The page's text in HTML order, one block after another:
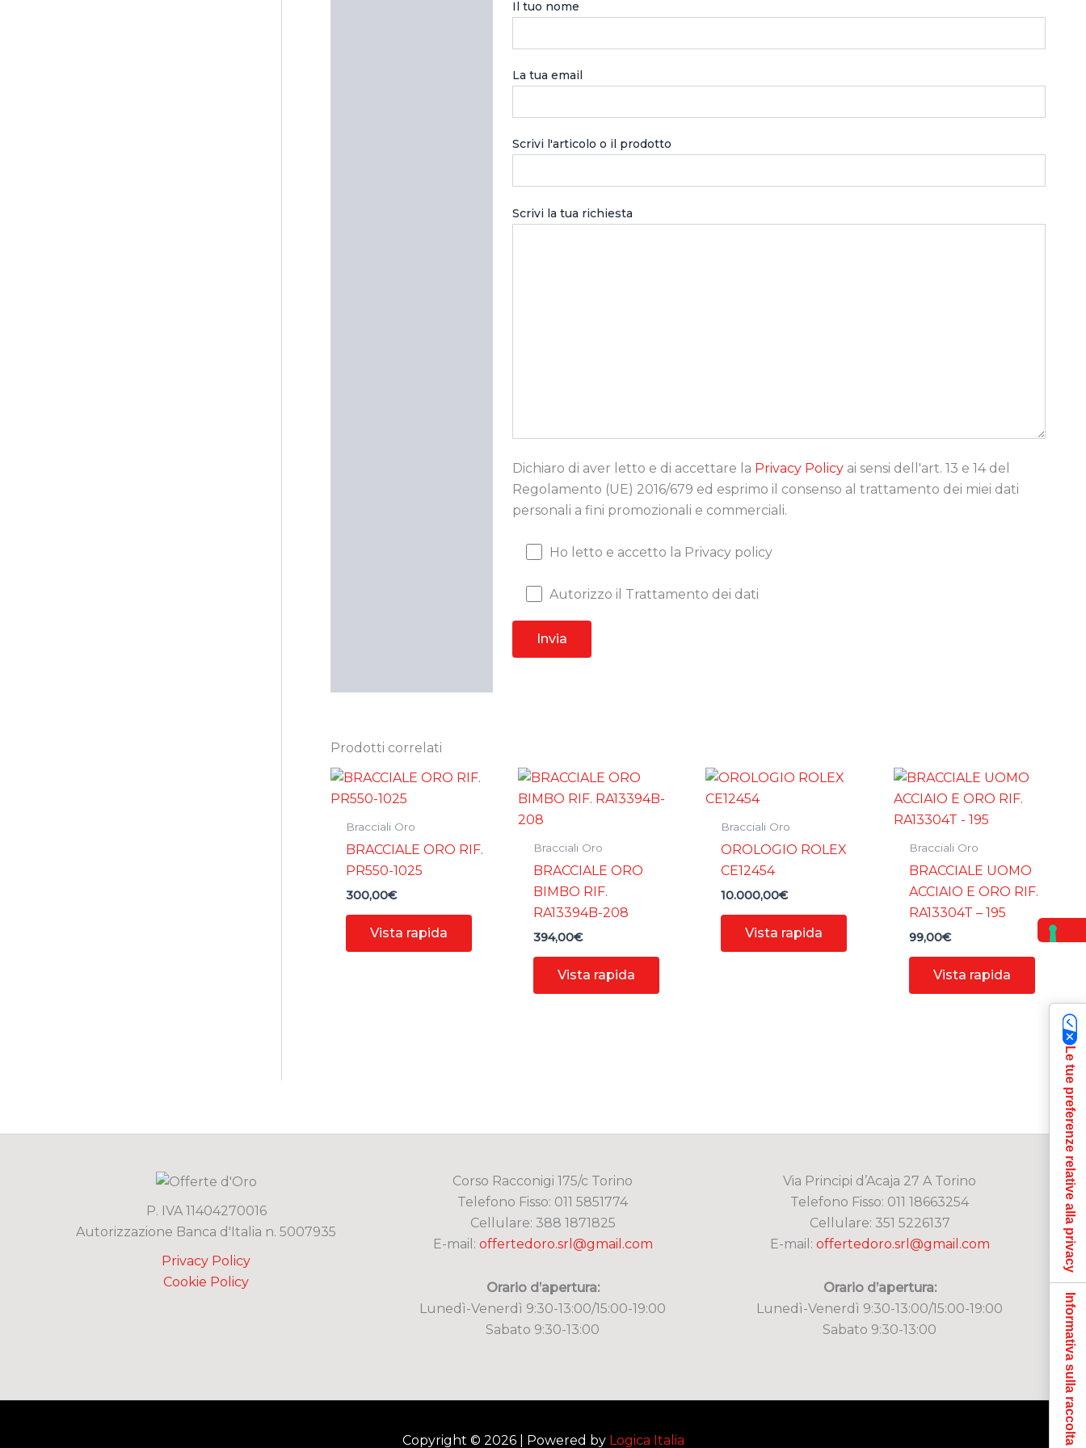
Il tuo nome
La tua email
Scrivi l'articolo o il prodotto
Scrivi la tua richiesta
Dichiaro di aver letto e di accettare la Privacy Policyai sensi dell'art. 13 e 14 del
Regolamento (UE) 2016/679 ed esprimo il consenso al trattamento dei miei dati
personali a fini promozionali e commerciali.
Ho letto e accetto la Privacy policy
Autorizzo il Trattamento dei dati
Prodotti correlati
Bracciali Oro
BRACCIALE ORO RIF.
PR550-1025
300,00€
Vista rapida
Bracciali Oro
BRACCIALE ORO
BIMBO RIF.
RA13394B-208
394,00€
Vista rapida
Bracciali Oro
OROLOGIO ROLEX
CE12454
10.000,00€
Vista rapida
Bracciali Oro
BRACCIALE UOMO
ACCIAIO E ORO RIF.
RA13304T – 195
99,00€
Vista rapida
P. IVA 11404270016
Autorizzazione Banca d'Italia n. 5007935
Privacy Policy
Cookie Policy
Corso Racconigi 175/c Torino
Telefono Fisso: 011 5851774
Cellulare: 388 1871825
E-mail: offertedoro.srl@gmail.com
Orario d’apertura:
Lunedì-Venerdì 9:30-13:00/15:00-19:00
Sabato 9:30-13:00
Via Principi d’Acaja 27 A Torino
Telefono Fisso: 011 18663254
Cellulare: 351 5226137
E-mail: offertedoro.srl@gmail.com
Orario d’apertura:
Lunedì-Venerdì 9:30-13:00/15:00-19:00
Sabato 9:30-13:00
Copyright © 2026 | Powered by Logica Italia
Le tue preferenze relative alla privacy
Informativa sulla raccolta